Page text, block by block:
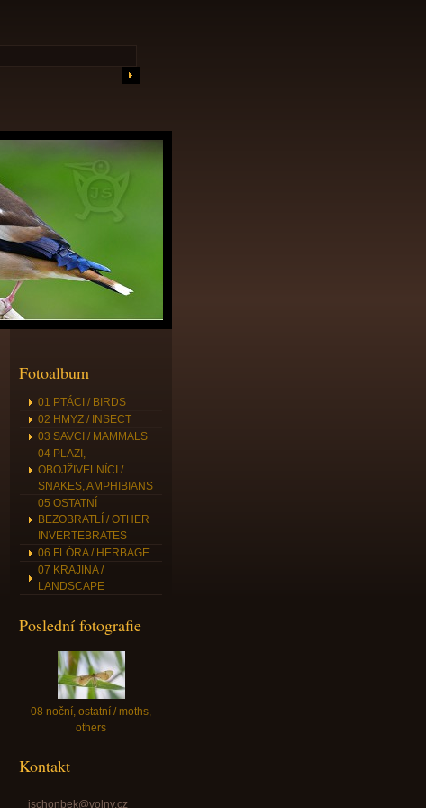
Fotoalbum
01 PTÁCI / BIRDS
02 HMYZ / INSECT
03 SAVCI / MAMMALS
04 PLAZI,
OBOJŽIVELNÍCI /
SNAKES, AMPHIBIANS
05 OSTATNÍ
BEZOBRATLÍ / OTHER
INVERTEBRATES
06 FLÓRA / HERBAGE
07 KRAJINA /
LANDSCAPE
Poslední fotografie
08 noční, ostatní / moths,
others
Kontakt
jschonbek@volny.cz